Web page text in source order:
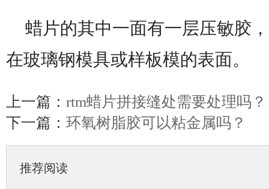
蜡片的其中一面有一层压敏胶
在玻璃钢模具或样板模的表面。
上一篇： rtm蜡片拼接缝处需要处理吗？
下一篇： 环氧树脂胶可以粘金属吗？
推荐阅读